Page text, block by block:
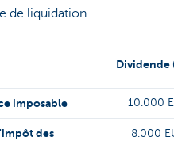
de liquidation.
Dividende
imposable 10.000
des
8.000